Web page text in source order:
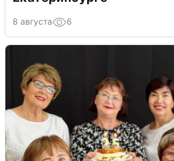
8 августа 6